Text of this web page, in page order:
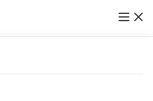
小児に対する早期治療
見解
方